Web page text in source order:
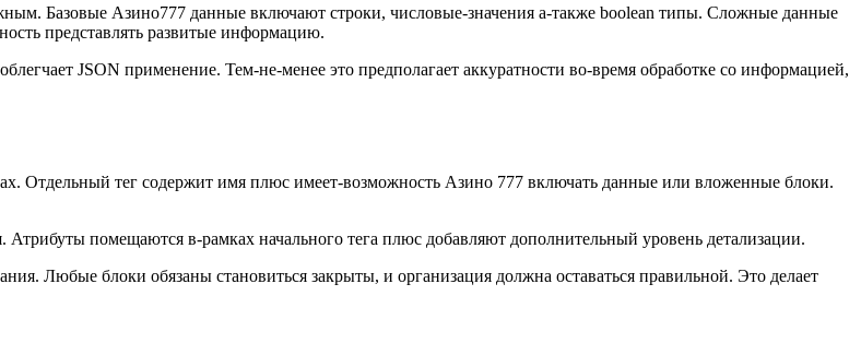
Базовые Азино777 данные включают строки, числовые-значения а-также boolean типы. Сложные данные
представлять развитые информацию.
JSON применение. Тем-не-менее это предполагает аккуратности во-время обработке со информацией,
Отдельный тег содержит имя плюс имеет-возможность Азино 777 включать данные или вложенные блоки.
помещаются в-рамках начального тега плюс добавляют дополнительный уровень детализации.
Любые блоки обязаны становиться закрыты, и организация должна оставаться правильной. Это делает